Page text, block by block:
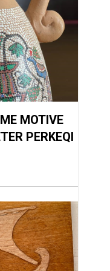
MOTIVE
PERKEQI